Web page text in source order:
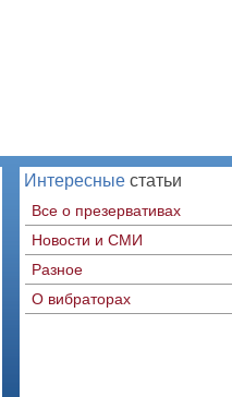
Интересные статьи
Все о презервативах
Новости и СМИ
Разное
О вибраторах